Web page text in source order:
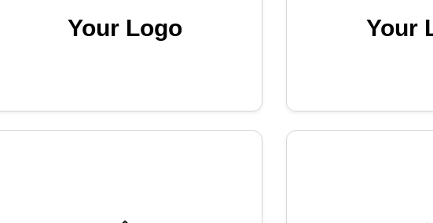
Your Logo Your